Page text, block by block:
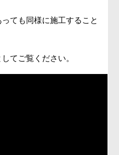
ても同様に施工すること
てご覧ください。